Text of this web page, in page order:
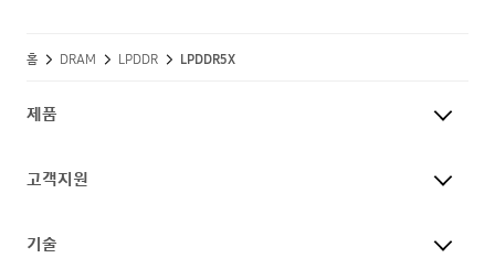
홈 DRAM LPDDR LPDDR5X
제품
고객지원
기술